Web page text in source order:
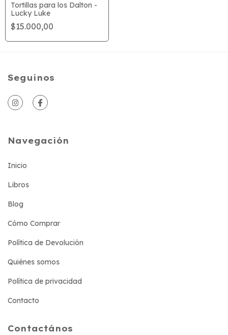
Tortillas para los Dalton -
Lucky Luke
$15.000,00
Seguinos
Navegación
Inicio
Libros
Blog
Cómo Comprar
Política de Devolución
Quiénes somos
Política de privacidad
Contacto
Contactános